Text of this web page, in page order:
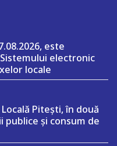
este
electronic
locale
Pitești, în două
și consum de